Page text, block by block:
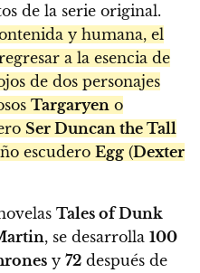
de la serie original.
y humana, el
a la esencia de
de dos personajes
Targaryen o
Ser Duncan the Tall
escudero Egg (Dexter
Tales of Dunk
, se desarrolla 100
y 72 después de